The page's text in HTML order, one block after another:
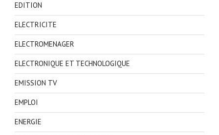
EDITION
ELECTRICITE
ELECTROMENAGER
ELECTRONIQUE ET TECHNOLOGIQUE
EMISSION TV
EMPLOI
ENERGIE